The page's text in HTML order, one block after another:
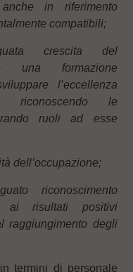
in riferimento
compatibili;
crescita del
una formazione
l’eccellenza
riconoscendo le
ruoli ad esse
dell’occupazione;
riconoscimento
ai risultati positivi
raggiungimento degli
termini di personale